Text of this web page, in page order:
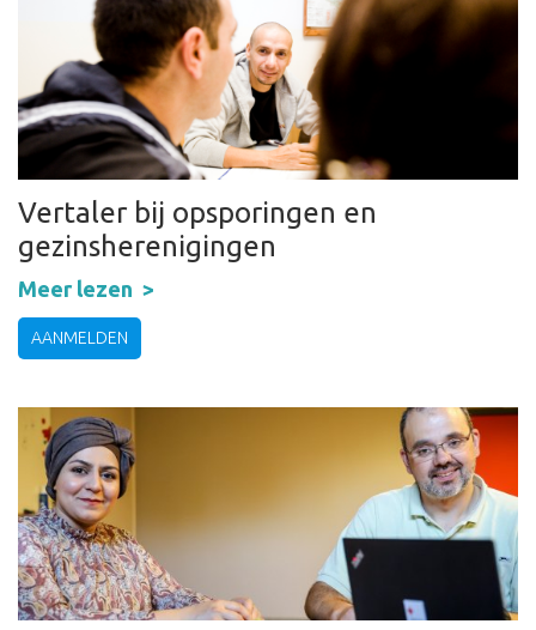
Vertaler bij opsporingen en
gezinsherenigingen
Meer lezen
AANMELDEN